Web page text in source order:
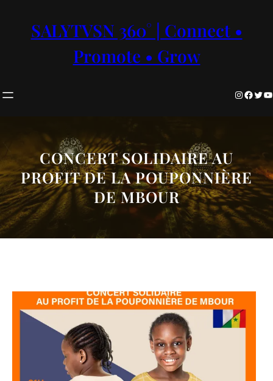
contenuSALYTVSN 360° | Connect •
Promote • Grow
InstagramFacebook Twitter YouTube
CONCERT SOLIDAIRE AU
PROFIT DE LA POUPONNIÈRE
DE MBOUR